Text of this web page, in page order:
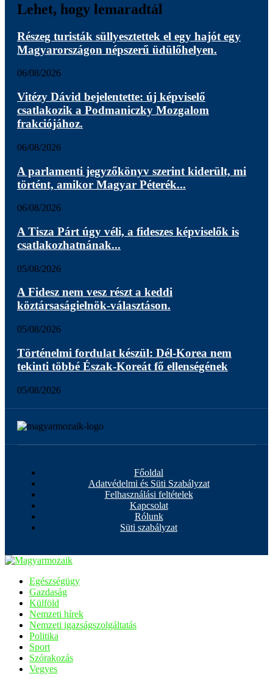
Lehet, hogy lemaradtál
Részeg turisták süllyesztettek el egy hajót egy
Magyarországon népszerű üdülőhelyen.
06/08/2026
Vitézy Dávid bejelentette: új képviselő
csatlakozik a Podmaniczky Mozgalom
frakciójához.
06/08/2026
A parlamenti jegyzőkönyv szerint kiderült, mi
történt, amikor Magyar Péterék...
06/08/2026
A Tisza Párt úgy véli, a fideszes képviselők is
csatlakozhatnának...
05/08/2026
A Fidesz nem vesz részt a keddi
köztársaságielnök-választáson.
05/08/2026
Történelmi fordulat készül: Dél-Korea nem
tekinti többé Észak-Koreát fő ellenségének
05/08/2026
Főoldal
Adatvédelmi és Süti Szabályzat
Felhasználási feltételek
Kapcsolat
Rólunk
Süti szabályzat
Egészségügy
Gazdaság
Külföld
Nemzeti hírek
Nemzeti igazságszolgáltatás
Politika
Sport
Szórakozás
Vegyes